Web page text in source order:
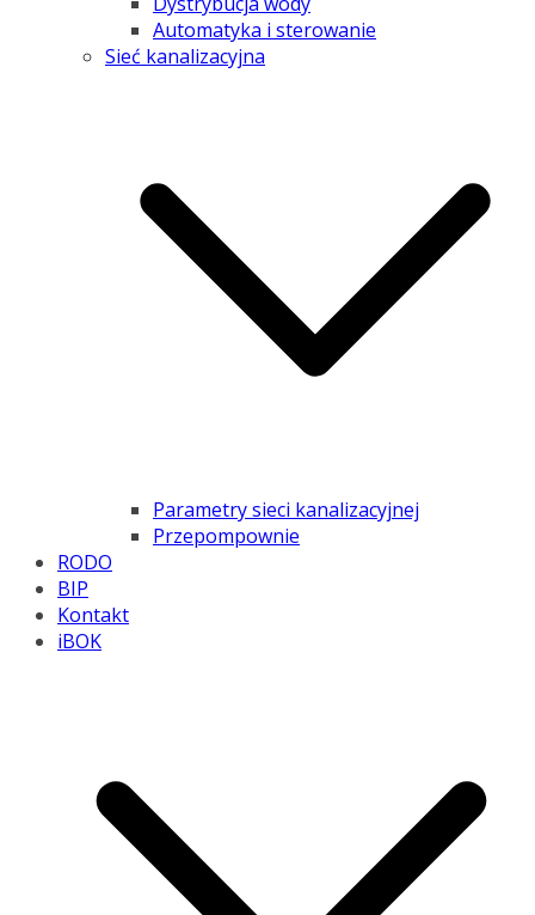
Automatyka i sterowanie
Sieć kanalizacyjna
Parametry sieci kanalizacyjnej
Przepompownie
RODO
BIP
Kontakt
iBOK